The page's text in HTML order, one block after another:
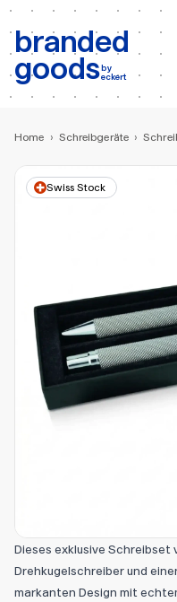
branded
goodsby
eckert
b:
Home › Schreibgeräte ›
Swiss Stock
Dieses exklusive
Drehkugelschreiber und
markanten Design mit